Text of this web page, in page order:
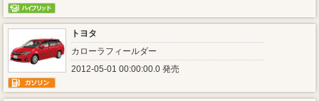
トヨタ
カローラフィールダー
2012-05-01 00:00:00.0 発売